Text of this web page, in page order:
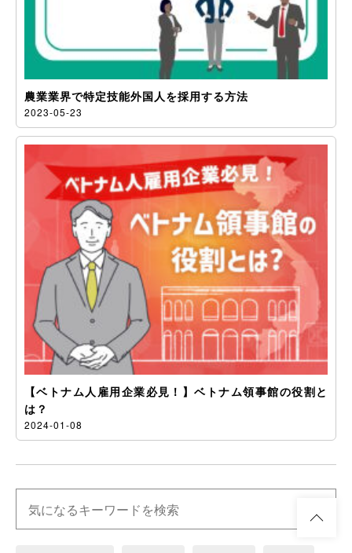
農業業界で特定技能外国人を採用する方法
2023-05-23
【ベトナム人雇用企業必見！】ベトナム領事館の役割と
は？
2024-01-08